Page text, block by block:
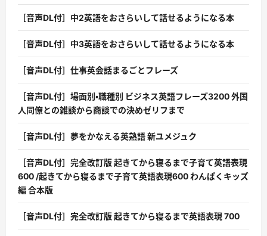
［音声DL付］中2英語をおさらいして話せるようになる本
［音声DL付］中3英語をおさらいして話せるようになる本
［音声DL付］仕事英会話まるごとフレーズ
［音声DL付］場面別・職種別 ビジネス英語フレーズ3200 外国
人同僚との雑談から商談での決めゼリフまで
［音声DL付］夢をかなえる英熟語 新ユメジュク
［音声DL付］完全改訂版 起きてから寝るまで子育て英語表現
600 /起きてから寝るまで子育て英語表現600 わんぱくキッズ
編 合本版
［音声DL付］完全改訂版 起きてから寝るまで英語表現 700